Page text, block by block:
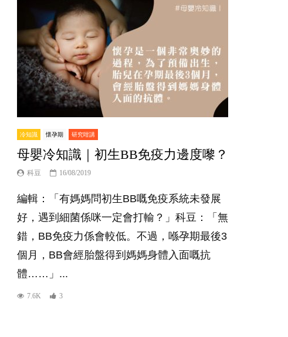
冷知識 懷孕期 研究咁講
母嬰冷知識｜初生BB免疫力邊度嚟？
科豆 16/08/2019
編輯：「有媽媽問初生BB嘅免疫系統未發展
好，遇到細菌係咪一定會打輸？」科豆：「無
錯，BB免疫力係會較低。不過，喺孕期最後3
個月，BB會經胎盤得到媽媽身體入面嘅抗
體……」...
7.6K 3